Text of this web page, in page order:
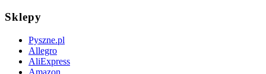
Sklepy
Pyszne.pl
Allegro
AliExpress
Amazon